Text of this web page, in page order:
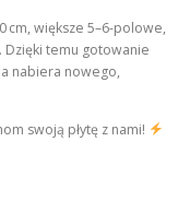
cm, większe 5–6-polowe,
. Dzięki temu gotowanie
nabiera nowego,
swoją płytę z nami!